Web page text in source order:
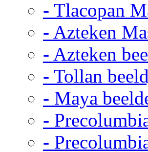
- Tlacopan
- Azteken
- Azteken
- Tollan
- Maya
-
-